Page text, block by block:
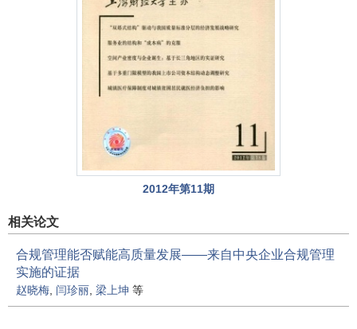
2012年第11期
相关论文
合规管理能否赋能高质量发展——来自中央企业合规管理
实施的证据
赵晓梅 闫珍丽 梁上坤 等